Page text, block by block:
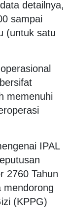
detailnya,
sampai
(untuk satu
memenuhi
IPAL
2760 Tahun
mendorong
(KPPG)